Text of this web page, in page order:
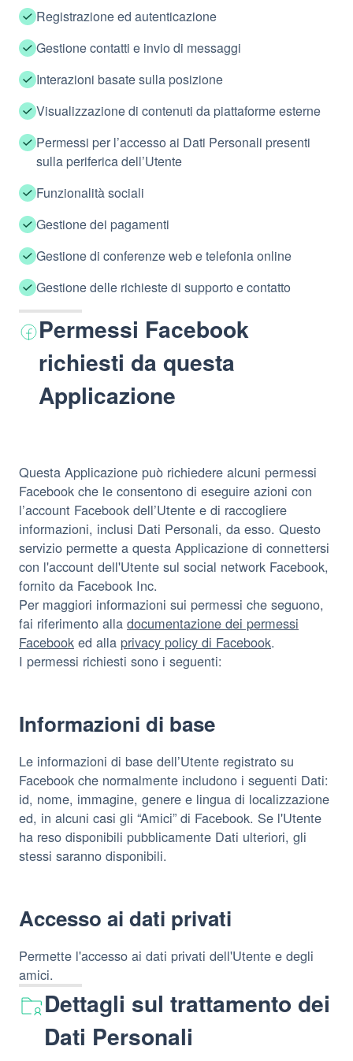
Registrazione ed autenticazione
Gestione contatti e invio di messaggi
Interazioni basate sulla posizione
Visualizzazione di contenuti da piattaforme esterne
Permessi per l’accesso ai Dati Personali presenti
sulla periferica dell’Utente
Funzionalità sociali
Gestione dei pagamenti
Gestione di conferenze web e telefonia online
Gestione delle richieste di supporto e contatto
Permessi Facebook
richiesti da questa
Applicazione
Questa Applicazione può richiedere alcuni permessi
Facebook che le consentono di eseguire azioni con
l’account Facebook dell’Utente e di raccogliere
informazioni, inclusi Dati Personali, da esso. Questo
servizio permette a questa Applicazione di connettersi
con l'account dell'Utente sul social network Facebook,
fornito da Facebook Inc.
Per maggiori informazioni sui permessi che seguono,
fai riferimento alla documentazione dei permessi
Facebook ed alla privacy policy di Facebook.
I permessi richiesti sono i seguenti:
Informazioni di base
Le informazioni di base dell’Utente registrato su
Facebook che normalmente includono i seguenti Dati:
id, nome, immagine, genere e lingua di localizzazione
ed, in alcuni casi gli “Amici” di Facebook. Se l'Utente
ha reso disponibili pubblicamente Dati ulteriori, gli
stessi saranno disponibili.
Accesso ai dati privati
Permette l'accesso ai dati privati dell'Utente e degli
amici.
Dettagli sul trattamento dei
Dati Personali